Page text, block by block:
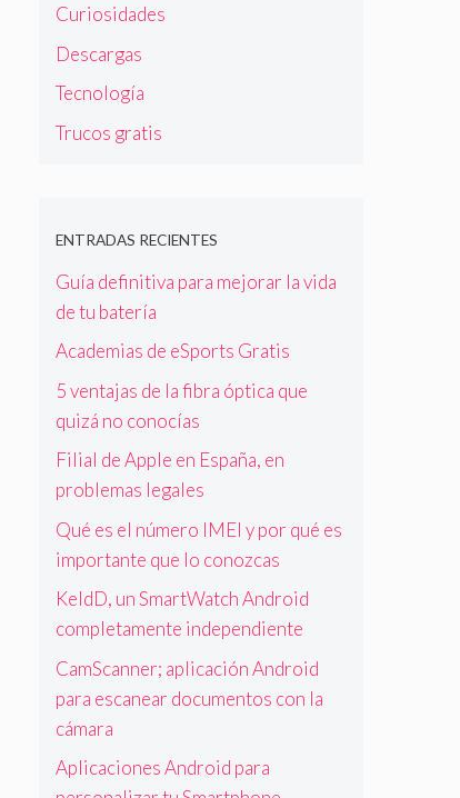
Curiosidades
Descargas
Tecnología
Trucos gratis
ENTRADAS RECIENTES
Guía definitiva para mejorar la vida
de tu batería
Academias de eSports Gratis
5 ventajas de la fibra óptica que
quizá no conocías
Filial de Apple en España, en
problemas legales
Qué es el número IMEI y por qué es
importante que lo conozcas
KeldD, un SmartWatch Android
completamente independiente
CamScanner; aplicación Android
para escanear documentos con la
cámara
Aplicaciones Android para